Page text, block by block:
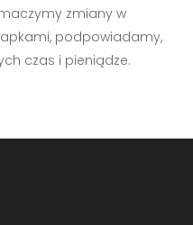
zmiany w
podpowiadamy,
czas i pieniądze.